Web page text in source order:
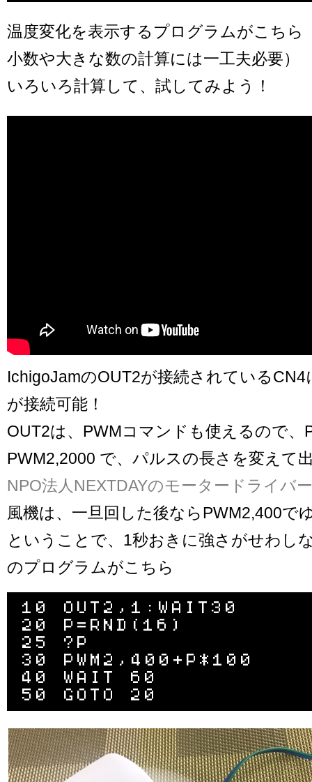
温度変化を表示するプログラムがこちら
小数や大きな数の計算には一工夫必要）
いろいろ計算して、試してみよう！
IchigoJamのOUT2が接続されている
が接続可能！
OUT2は、PWMコマンドも使えるので、
PWM2,2000 で、パルスの長さを変えて
NPO法人NEXTDAYのモータードライバ
風機は、一旦回した後ならPWM2,400で
ということで、1秒おきに強さがせわし
のプログラムがこちら
10 OUT2,1:WAIT30
20 P=RND(16)
25 ?P
30 PWM2,400+P*100
40 WAIT 60